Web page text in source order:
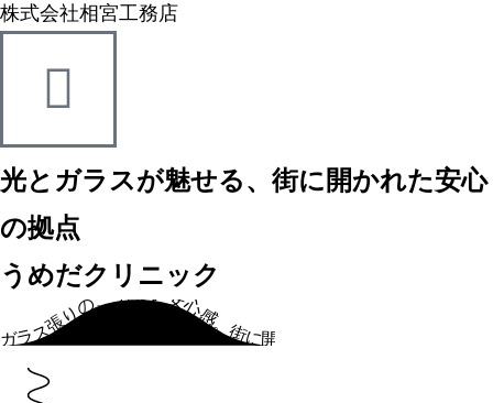
株式会社相宮工務店
光とガラスが魅せる、街に開かれた安心
の拠点
うめだクリニック
ガラス張りの、明るい安心感。街に開かれた、地域の皆様の、かかりつけクリニック。ガラス張りの、明るい安心感。街に開かれた、地域の皆様の、かかりつけクリニック。